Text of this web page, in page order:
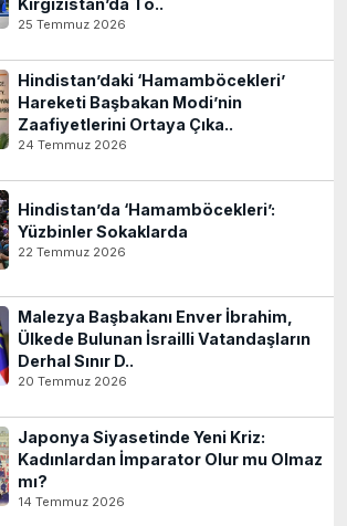
25 Temmuz 2026
Hindistan’daki ‘Hamamböcekleri’
Hareketi Başbakan Modi’nin
Zaafiyetlerini Ortaya Çıka..
24 Temmuz 2026
Hindistan’da ‘Hamamböcekleri’:
Yüzbinler Sokaklarda
22 Temmuz 2026
Malezya Başbakanı Enver İbrahim,
Ülkede Bulunan İsrailli Vatandaşların
Derhal Sınır D..
20 Temmuz 2026
Japonya Siyasetinde Yeni Kriz:
Kadınlardan İmparator Olur mu Olmaz
mı?
14 Temmuz 2026